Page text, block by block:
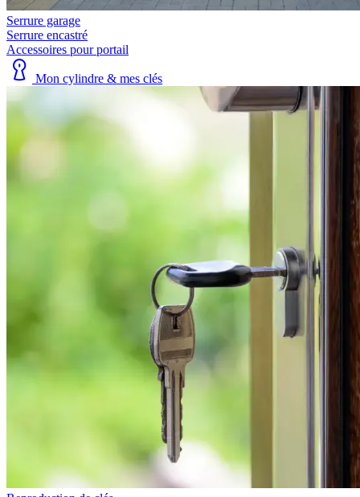
Serrure garage
Serrure encastré
Accessoires pour portail
Mon cylindre & mes clés